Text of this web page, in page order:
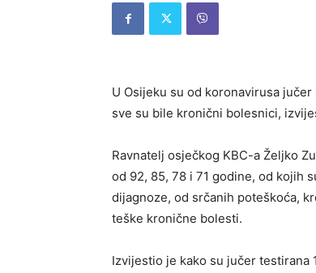
U Osijeku su od koronavirusa
sve su bile kronični bolesnici,
Ravnatelj osječkog KBC-a Željko
od 92, 85, 78 i 71 godine, od kojih
dijagnoze, od srčanih poteškoća,
teške kronične bolesti.
Izvijestio je kako su jučer testirana